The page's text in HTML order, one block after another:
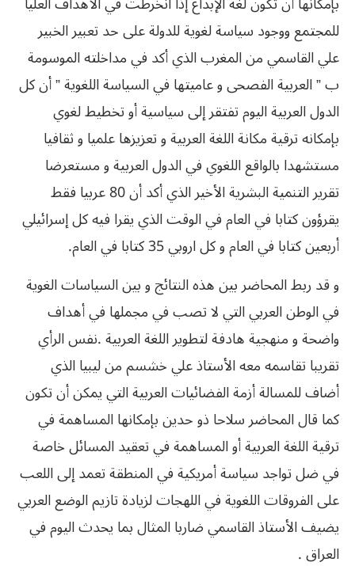
للمجتمع ووجود سياسة لغوية للدولة على حد تعبير الخبير
علي القاسمي من المغرب الذي أكد في مداخلته الموسومة
ب ” العربية الفصحى و عاميتها في السياسة اللغوية ” أن كل
الدول العربية اليوم تفتقر إلى سياسية أو تخطيط لغوي
بإمكانه ترقية مكانة اللغة العربية و تعزيزها علميا و ثقافيا
مستشهدا بالواقع اللغوي في الدول العربية و مستعرضا
تقرير التنمية البشرية الأخير الذي أكد أن 80 عربيا فقط
يقرؤون كتابا في العام في الوقت الذي يقرا فيه كل إسرائيلي
أربعين كتابا في العام و كل اروبي 35 كتابا في العام.
و قد ربط المحاضر بين هذه النتائج و بين السياسات الغوية
في الوطن العربي التي لا تصب في مجملها في أهداف
واضحة و منهجية هادفة لتطوير اللغة العربية .نفس الرأي
تقريبا تقاسمه معه الأستاذ علي خشسم من ليبيا الذي
أضاف للمسالة أزمة الفضائيات العربية التي يمكن أن تكون
كما قال المحاضر سلاحا ذو حدين بإمكانها المساهمة في
ترقية اللغة العربية أو المساهمة في تعقيد المسائل خاصة
في ضل تواجد سياسة أمريكية في المنطقة تعمد إلى اللعب
على الفروقات اللغوية في اللهجات لزيادة تازيم الوضع العربي
يضيف الأستاذ القاسمي ضاربا المثال بما يحدث اليوم في
العراق .